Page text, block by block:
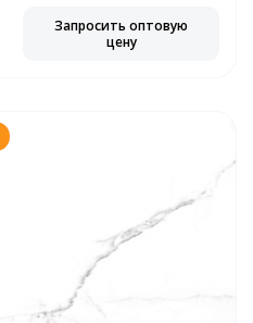
Запросить оптовую
цену